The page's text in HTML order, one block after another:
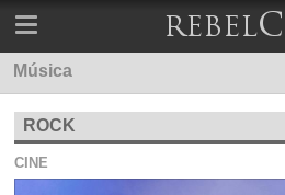
Música
ROCK
CINE